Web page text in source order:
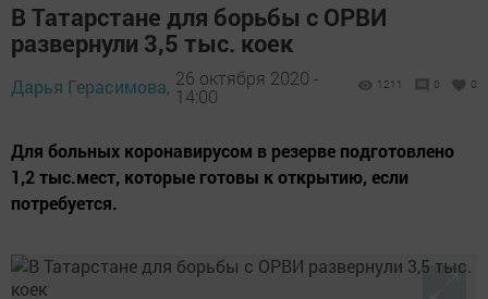
В Татарстане для борьбы с ОРВИ
развернули 3,5 тыс. коек
Дарья Герасимова, 26 октября 2020 -
14:00
1211 0 0
Для больных коронавирусом в резерве подготовлено
1,2 тыс.мест, которые готовы к открытию, если
потребуется.